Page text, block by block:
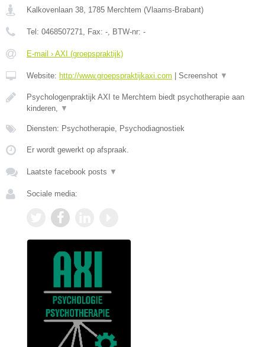
Kalkovenlaan 38, 1785 Merchtem (Vlaams-Brabant)
Tel: 0468507271, Fax: -, BTW-nr: -
E-mail › AXI (groepspraktijk)
Website: http://www.groepspraktijkaxi.com Screenshot ▼
Psychologenpraktijk AXI te Merchtem biedt psychotherapie aan
kinderen, ▼
Diensten: Psychotherapie, Psychodiagnostiek
Er wordt gewerkt op afspraak.
Laatste facebook posts ▼
Sociale media: